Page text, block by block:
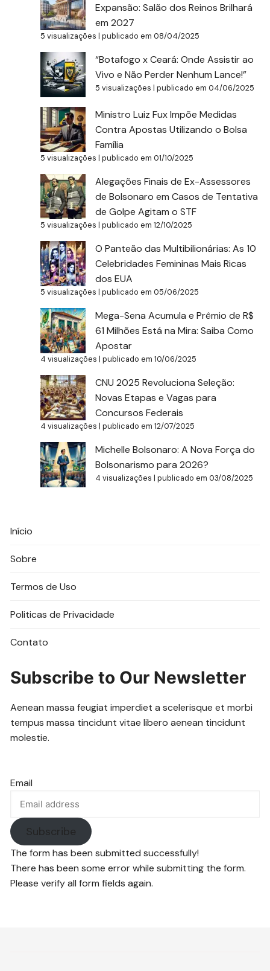
Expansão: Salão dos Reinos Brilhará
em 2027
5 visualizações |publicado em 08/04/2025
“Botafogo x Ceará: Onde Assistir ao
Vivo e Não Perder Nenhum Lance!”
5 visualizações |publicado em 04/06/2025
Ministro Luiz Fux Impõe Medidas
Contra Apostas Utilizando o Bolsa
Família
5 visualizações |publicado em 01/10/2025
Alegações Finais de Ex-Assessores
de Bolsonaro em Casos de Tentativa
de Golpe Agitam o STF
5 visualizações |publicado em 12/10/2025
O Panteão das Multibilionárias: As 10
Celebridades Femininas Mais Ricas
dos EUA
5 visualizações |publicado em 05/06/2025
Mega-Sena Acumula e Prêmio de R$
61 Milhões Está na Mira: Saiba Como
Apostar
4 visualizações |publicado em 10/06/2025
CNU 2025 Revoluciona Seleção:
Novas Etapas e Vagas para
Concursos Federais
4 visualizações |publicado em 12/07/2025
Michelle Bolsonaro: A Nova Força do
Bolsonarismo para 2026?
4 visualizações |publicado em 03/08/2025
Início
Sobre
Termos de Uso
Politicas de Privacidade
Contato
Subscribe to Our Newsletter
Aenean massa feugiat imperdiet a scelerisque et morbi
tempus massa tincidunt vitae libero aenean tincidunt
molestie.
Email
Subscribe
The form has been submitted successfully!
There has been some error while submitting the form.
Please verify all form fields again.